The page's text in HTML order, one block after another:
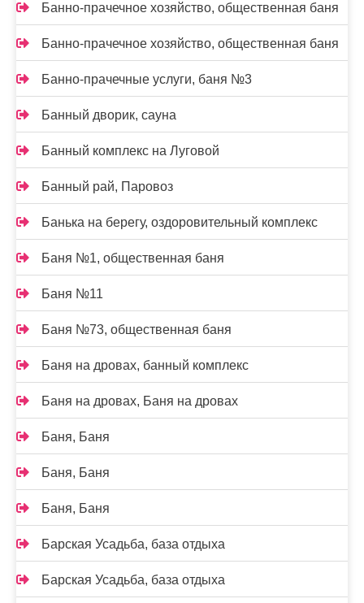
Банно-прачечное хозяйство, общественная баня
Банно-прачечное хозяйство, общественная баня
Банно-прачечные услуги, баня №3
Банный дворик, сауна
Банный комплекс на Луговой
Банный рай, Паровоз
Банька на берегу, оздоровительный комплекс
Баня №1, общественная баня
Баня №11
Баня №73, общественная баня
Баня на дровах, банный комплекс
Баня на дровах, Баня на дровах
Баня, Баня
Баня, Баня
Баня, Баня
Барская Усадьба, база отдыха
Барская Усадьба, база отдыха